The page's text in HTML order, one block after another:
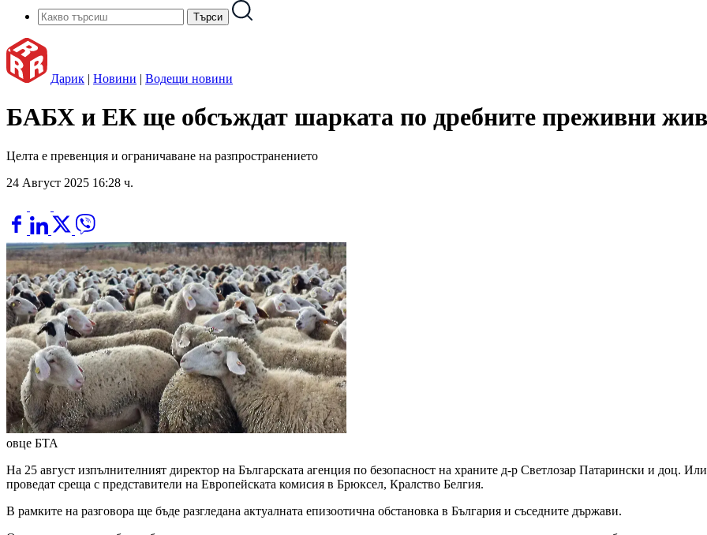
Дарик | Новини | Водещи новини
БАБХ и ЕК ще обсъждат шарката по дребните преживни
Целта е превенция и ограничаване на разпространението
24 Август 2025 16:28 ч.
овце БТА
На 25 август изпълнителният директор на Българската агенция по безопасност на храните д-р Светлозар Патарински и доц.
проведат среща с представители на Европейската комисия в Брюксел, Кралство Белгия.
В рамките на разговора ще бъде разгледана актуалната епизоотична обстановка в България и съседните държави.